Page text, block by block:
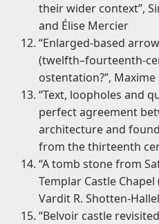
their wider context”,
and Élise Mercier
“Enlarged-based
(twelfth–fourteenth-
ostentation?”,
“Text, loopholes and
perfect agreement
architecture and
from the thirteenth
“A tomb stone from
Templar Castle Chapel
Vardit R. Shotten-Hallel
“Belvoir castle